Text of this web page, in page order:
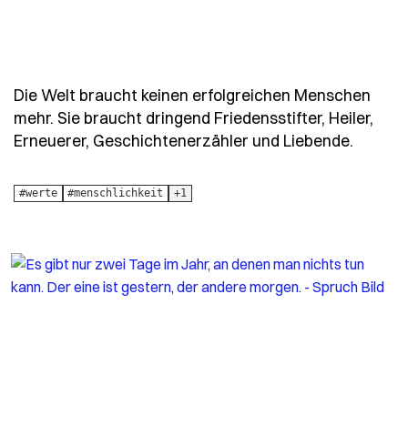
Die Welt braucht keinen erfolgreichen Menschen
mehr. Sie braucht dringend Friedensstifter, Heiler,
Erneuerer, Geschichtenerzähler und Liebende.
#werte #menschlichkeit +1